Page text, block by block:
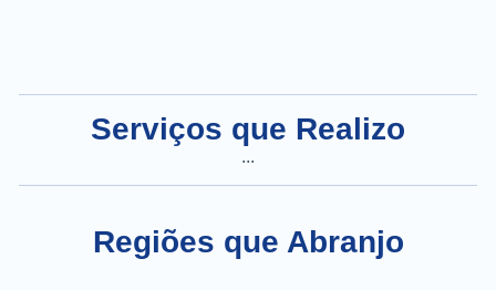
Serviços que Realizo
...
Regiões que Abranjo